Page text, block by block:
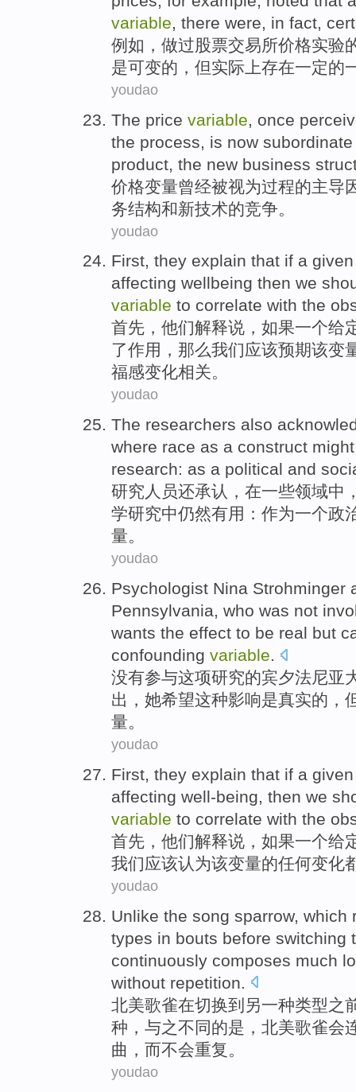
variable, there were, in fact,
例如 ， 做过股票交易所价格实验
是可变的，但实际上存在一定的
youdao
The price variable once
the process is now
product , the new business
价格变量曾经被视为过程的主导
务结构和新技术的竞争。
youdao
First, they explain that if a given
affecting wellbeing then we
variable to correlate with the
首先 ， 他们解释说， 如果一个给
了作用 ， 那么我们应该预期该变
福感变化相关。
youdao
The researchers also
where race as a construct might
research: as a political and
研究人员还承认 ， 在一些领域中
学研究中仍然有用 ：作为一个政
量。
youdao
Psychologist Nina Strohminger
Pennsylvania, who was not
wants the effect to be real but
confounding variable.
没有参与这项研究的宾夕法尼亚
出， 她希望这种影响是真实的 ，
量。
youdao
First, they explain that if a given
affecting well-being, then we
variable to correlate with the
首先 ， 他们解释说， 如果一个给
我们应该认为该变量的任何变化
youdao
Unlike the song sparrow, which
types in bouts before switching
continuously composes much
without repetition
北美歌雀在切换到另一种类型之
种，与之不同的是，北美歌雀会
曲 ， 而不会重复 。
youdao